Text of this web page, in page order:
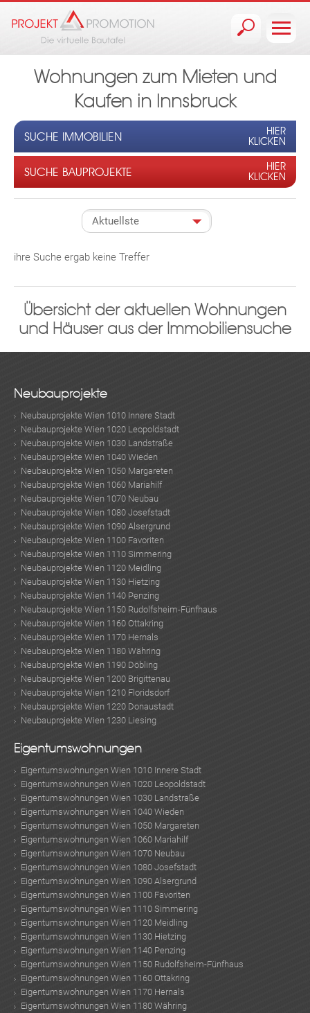
Wohnungen zum Mieten und
Kaufen in Innsbruck
SUCHE IMMOBILIEN
HIER
KLICKEN
SUCHE BAUPROJEKTE
HIER
KLICKEN
ihre Suche ergab keine Treffer
Übersicht der aktuellen Wohnungen
und Häuser aus der Immobiliensuche
Neubauprojekte
Neubauprojekte Wien 1010 Innere Stadt
Neubauprojekte Wien 1020 Leopoldstadt
Neubauprojekte Wien 1030 Landstraße
Neubauprojekte Wien 1040 Wieden
Neubauprojekte Wien 1050 Margareten
Neubauprojekte Wien 1060 Mariahilf
Neubauprojekte Wien 1070 Neubau
Neubauprojekte Wien 1080 Josefstadt
Neubauprojekte Wien 1090 Alsergrund
Neubauprojekte Wien 1100 Favoriten
Neubauprojekte Wien 1110 Simmering
Neubauprojekte Wien 1120 Meidling
Neubauprojekte Wien 1130 Hietzing
Neubauprojekte Wien 1140 Penzing
Neubauprojekte Wien 1150 Rudolfsheim-Fünfhaus
Neubauprojekte Wien 1160 Ottakring
Neubauprojekte Wien 1170 Hernals
Neubauprojekte Wien 1180 Währing
Neubauprojekte Wien 1190 Döbling
Neubauprojekte Wien 1200 Brigittenau
Neubauprojekte Wien 1210 Floridsdorf
Neubauprojekte Wien 1220 Donaustadt
Neubauprojekte Wien 1230 Liesing
Eigentumswohnungen
Eigentumswohnungen Wien 1010 Innere Stadt
Eigentumswohnungen Wien 1020 Leopoldstadt
Eigentumswohnungen Wien 1030 Landstraße
Eigentumswohnungen Wien 1040 Wieden
Eigentumswohnungen Wien 1050 Margareten
Eigentumswohnungen Wien 1060 Mariahilf
Eigentumswohnungen Wien 1070 Neubau
Eigentumswohnungen Wien 1080 Josefstadt
Eigentumswohnungen Wien 1090 Alsergrund
Eigentumswohnungen Wien 1100 Favoriten
Eigentumswohnungen Wien 1110 Simmering
Eigentumswohnungen Wien 1120 Meidling
Eigentumswohnungen Wien 1130 Hietzing
Eigentumswohnungen Wien 1140 Penzing
Eigentumswohnungen Wien 1150 Rudolfsheim-Fünfhaus
Eigentumswohnungen Wien 1160 Ottakring
Eigentumswohnungen Wien 1170 Hernals
Eigentumswohnungen Wien 1180 Währing